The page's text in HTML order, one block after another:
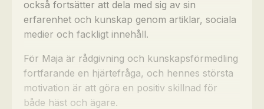
också fortsätter att dela med sig av sin
erfarenhet och kunskap genom artiklar, sociala
medier och fackligt innehåll.
För Maja är rådgivning och kunskapsförmedling
fortfarande en hjärtefråga, och hennes största
motivation är att göra en positiv skillnad för
både häst och ägare.